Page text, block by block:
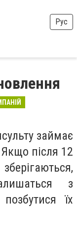
Рус
займає
після 12
з
їх